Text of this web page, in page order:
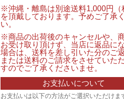
※沖縄・離島は別途送料1,000円（
を頂戴しております。予めご了承
い。
※商品の出荷後のキャンセルや、
お受け取り頂けず、当店に返品に
場合は、送料を差し引いた分のご返
または送料のご請求をさせていた
すのでご了承くださいませ。
お支払いについて
お支払いは以下の方法がご選択いただけま